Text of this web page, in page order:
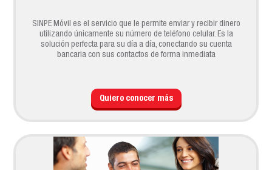
SINPE Móvil es el servicio que le permite enviar y recibir dinero
utilizando únicamente su número de teléfono celular. Es la
solución perfecta para su día a día, conectando su cuenta
bancaria con sus contactos de forma inmediata
Quiero conocer más